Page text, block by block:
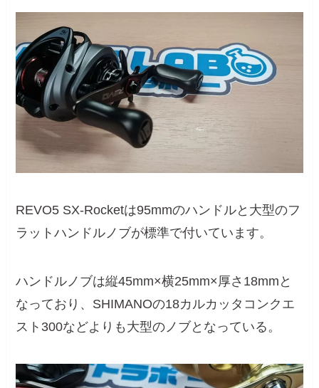
REVO5 SX-Rocketは95mmのハンドルと大型のフ
ラットハンドルノブが標準で付いています。
ハンドルノブは縦45mm×横25mm×厚さ18mmと
なっており、SHIMANOの18カルカッタコンクエ
スト300などよりも大型のノブとなっている。